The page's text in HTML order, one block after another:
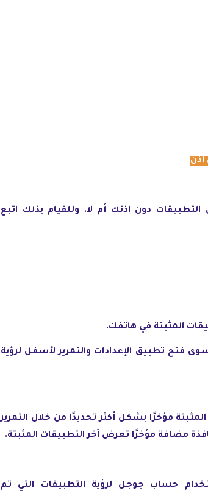
دون إذنك أم لا. وللقيام بذلك اتبع
المثبتة في هاتفك.
فتح تطبيق الإعدادات والتمرير لأسفل لرؤية
مؤخرًا بشكل أكثر تحديدًا من خلال التمرير
مضافة مؤخرًا تعرض آخر التطبيقات المثبتة.
حساب جوجل لرؤية التطبيقات التي تم